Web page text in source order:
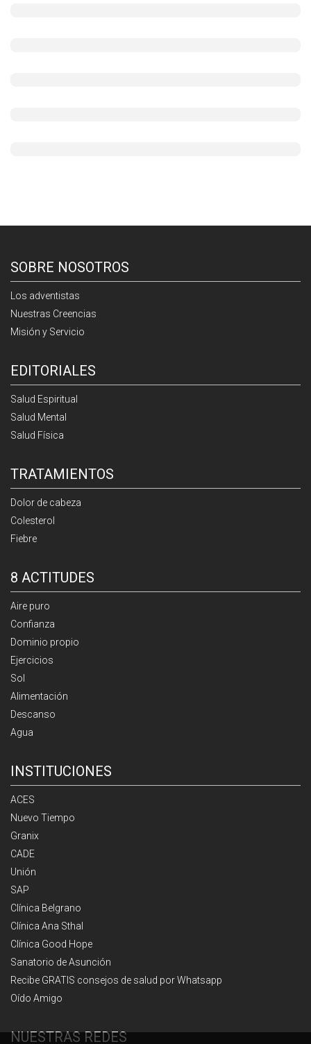
SOBRE NOSOTROS
Los adventistas
Nuestras Creencias
Misión y Servicio
EDITORIALES
Salud Espiritual
Salud Mental
Salud Física
TRATAMIENTOS
Dolor de cabeza
Colesterol
Fiebre
8 ACTITUDES
Aire puro
Confianza
Dominio propio
Ejercicios
Sol
Alimentación
Descanso
Agua
INSTITUCIONES
ACES
Nuevo Tiempo
Granix
CADE
Unión
SAP
Clínica Belgrano
Clínica Ana Sthal
Clínica Good Hope
Sanatorio de Asunción
Recibe GRATIS consejos de salud por Whatsapp
Oído Amigo
NUESTRAS REDES